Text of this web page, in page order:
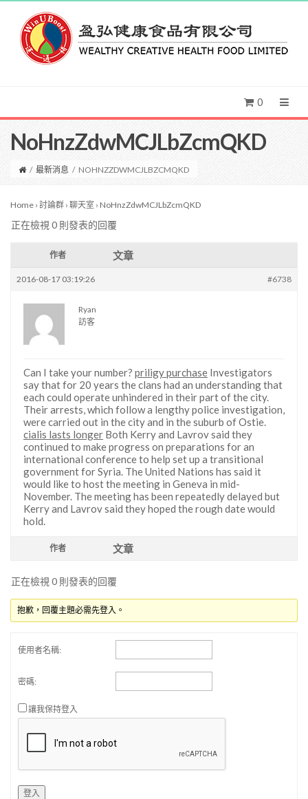
0
NoHnzZdwMCJLbZcmQKD
/ 最新消息 / NOHNZZDWMCJLBZCMQKD
Home › 討論群 › 聊天室 › NoHnzZdwMCJLbZcmQKD
正在檢視 0 則發表的回覆
作者 文章
2016-08-17 03:19:26 #6738
Ryan
訪客
Can I take your number? priligy purchase Investigators
say that for 20 years the clans had an understanding that
each could operate unhindered in their part of the city.
Their arrests, which follow a lengthy police investigation,
were carried out in the city and in the suburb of Ostie.
cialis lasts longer Both Kerry and Lavrov said they
continued to make progress on preparations for an
international conference to help set up a transitional
government for Syria. The United Nations has said it
would like to host the meeting in Geneva in mid-
November. The meeting has been repeatedly delayed but
Kerry and Lavrov said they hoped the rough date would
hold.
作者 文章
正在檢視 0 則發表的回覆
抱歉，回覆主題必需先登入。
使用者名稱:
密碼:
讓我保持登入
登入